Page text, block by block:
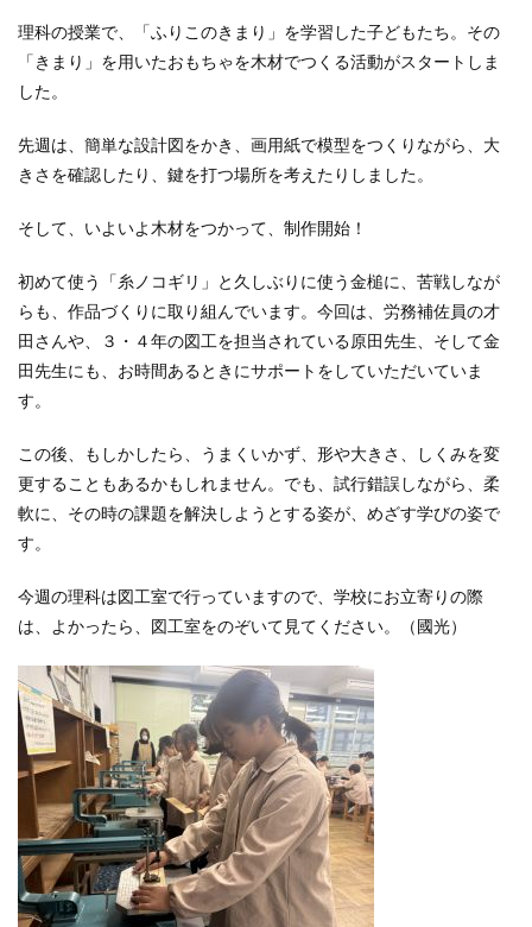
理科の授業で、「ふりこのきまり」を学習した子どもたち。その
「きまり」を用いたおもちゃを木材でつくる活動がスタートしま
した。
先週は、簡単な設計図をかき、画用紙で模型をつくりながら、大
きさを確認したり、鍵を打つ場所を考えたりしました。
そして、いよいよ木材をつかって、制作開始！
初めて使う「糸ノコギリ」と久しぶりに使う金槌に、苦戦しなが
らも、作品づくりに取り組んでいます。今回は、労務補佐員の才
田さんや、３・４年の図工を担当されている原田先生、そして金
田先生にも、お時間あるときにサポートをしていただいていま
す。
この後、もしかしたら、うまくいかず、形や大きさ、しくみを変
更することもあるかもしれません。でも、試行錯誤しながら、柔
軟に、その時の課題を解決しようとする姿が、めざす学びの姿で
す。
今週の理科は図工室で行っていますので、学校にお立寄りの際
は、よかったら、図工室をのぞいて見てください。（國光）